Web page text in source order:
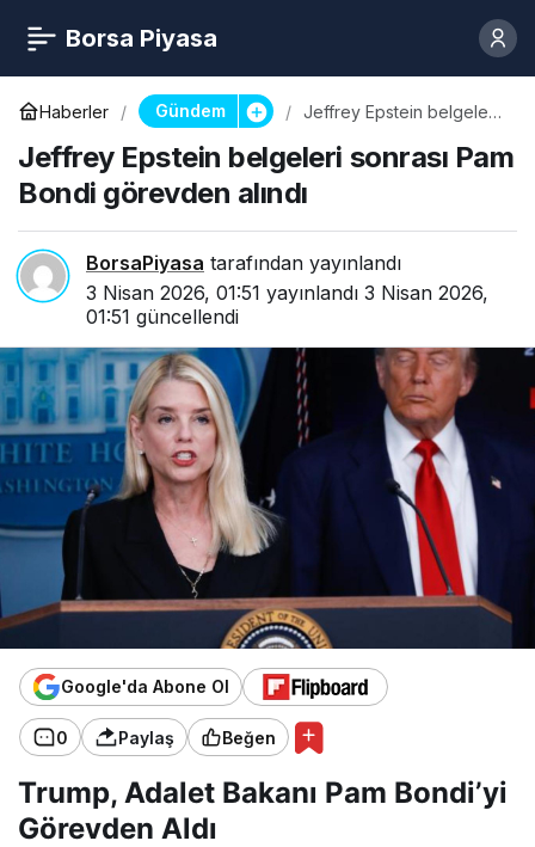
Borsa Piyasa
Haberler Gündem
Jeffrey Epstein belgeleri
görevden alındı
Jeffrey Epstein belgeleri sonrası Pam
Bondi görevden alındı
BorsaPiyasa tarafından yayınlandı
3 Nisan 2026, 01:51 yayınlandı 3 Nisan 2026,
01:51 güncellendi
Google'da Abone Ol
0 Paylaş Beğen
Trump, Adalet Bakanı Pam Bondi’yi
Görevden Aldı